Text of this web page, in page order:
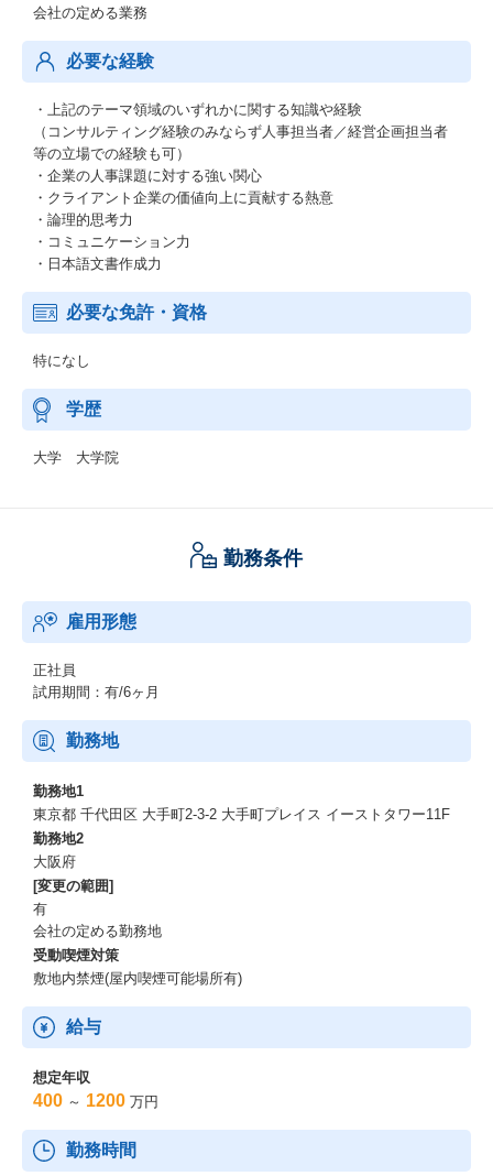
会社の定める業務
必要な経験
・上記のテーマ領域のいずれかに関する知識や経験
（コンサルティング経験のみならず人事担当者／経営企画担当者
等の立場での経験も可）
・企業の人事課題に対する強い関心
・クライアント企業の価値向上に貢献する熱意
・論理的思考力
・コミュニケーション力
・日本語文書作成力
必要な免許・資格
特になし
学歴
大学 大学院
勤務条件
雇用形態
正社員
試用期間：有/6ヶ月
勤務地
勤務地1
東京都 千代田区 大手町2-3-2 大手町プレイス イーストタワー11F
勤務地2
大阪府
[変更の範囲]
有
会社の定める勤務地
受動喫煙対策
敷地内禁煙(屋内喫煙可能場所有)
給与
想定年収
400 ～ 1200 万円
勤務時間